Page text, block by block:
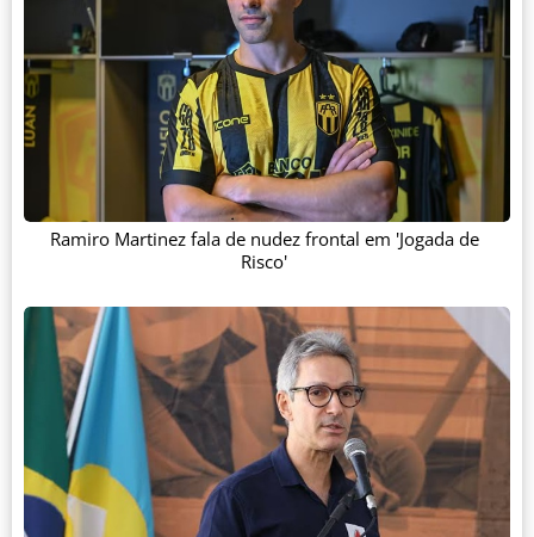
Ramiro Martinez fala de nudez frontal em 'Jogada de
Risco'